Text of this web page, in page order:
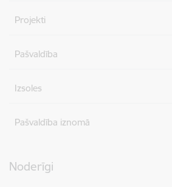
Projekti
Pašvaldība
Izsoles
Pašvaldība iznomā
Noderīgi